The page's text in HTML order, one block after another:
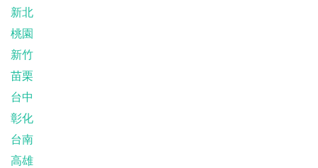
新北
桃園
新竹
苗栗
台中
彰化
台南
高雄